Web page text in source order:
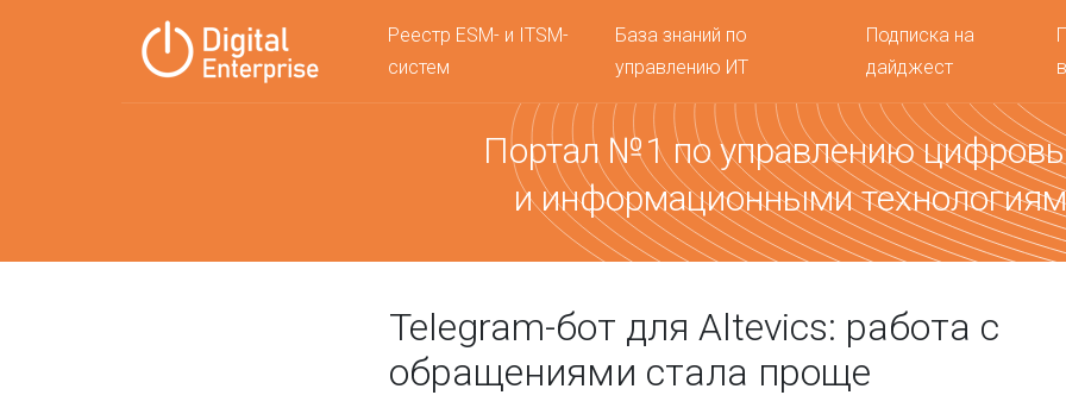
Реестр ESM- и ITSM-
систем
База знаний по
управлению ИТ
Подписка на
дайджест
Портал №1 по управлению
и информационными
Telegram-бот для Altevics: работа с
обращениями стала проще